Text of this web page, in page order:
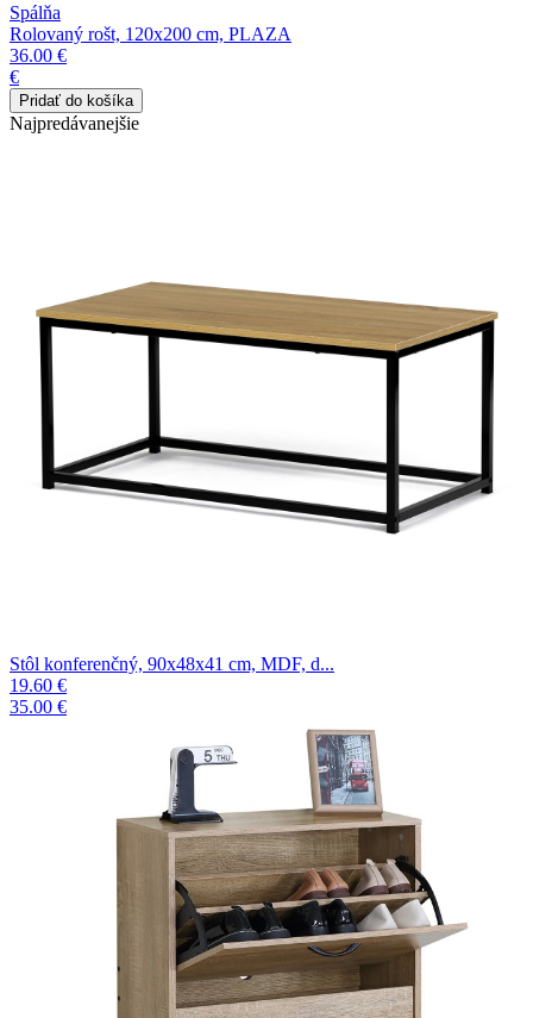
Spálňa
Rolovaný rošt, 120x200 cm, PLAZA
36.00 €
€
Najpredávanejšie
Stôl konferenčný, 90x48x41 cm, MDF, d...
19.60 €
35.00 €